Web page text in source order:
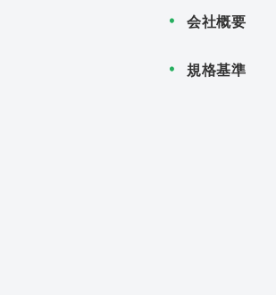
会社概要
規格基準